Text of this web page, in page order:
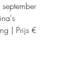
| Prijs €